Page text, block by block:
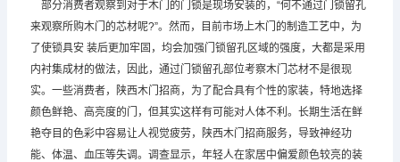
部分消费者观察到对于木门的门锁是现场安装的，“何不通过门锁留孔
来观察所购木门的芯材呢?”。然而，目前市场上木门的制造工艺中，为
了使锁具安 装后更加牢固，均会加强门锁留孔区域的强度，大都是采用
内衬集成材的做法，因此，通过门锁留孔部位考察木门芯材不是很现
实。一些消费者，陕西木门招商，为了配合具有个性的家装，特地选择
颜色鲜艳、高亮度的门，但其实这样有可能对人体不利。长期生活在鲜
艳夺目的色彩中容易让人视觉疲劳，陕西木门招商服务，导致神经功
能、体温、血压等失调。调查显示，年轻人在家居中偏爱颜色较亮的装